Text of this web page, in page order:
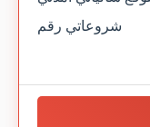
شروعاتي رقم